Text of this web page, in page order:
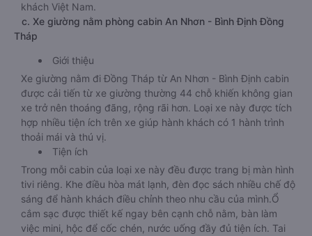
khách Việt Nam.
c. Xe giường nằm phòng cabin An Nhơn - Bình Định Đồng
Tháp
Giới thiệu
Xe giường nằm đi Đồng Tháp từ An Nhơn - Bình Định cabin
được cải tiến từ xe giường thường 44 chỗ khiến không gian
xe trở nên thoáng đãng, rộng rãi hơn. Loại xe này được tích
hợp nhiều tiện ích trên xe giúp hành khách có 1 hành trình
thoải mái và thú vị.
Tiện ích
Trong mỗi cabin của loại xe này đều được trang bị màn hình
tivi riêng. Khe điều hòa mát lạnh, đèn đọc sách nhiều chế độ
sáng để hành khách điều chỉnh theo nhu cầu của mình.Ổ
cắm sạc được thiết kế ngay bên cạnh chỗ nằm, bàn làm
việc mini, hộc để cốc chén, nước uống đầy đủ tiện ích. Tai